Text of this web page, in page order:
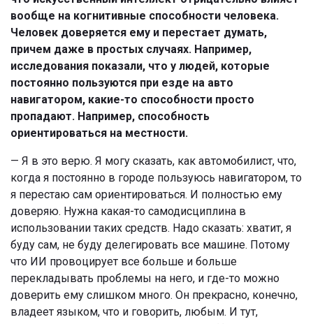
вообще на когнитивные способности человека.
Человек доверяется ему и перестает думать,
причем даже в простых случаях. Например,
исследования показали, что у людей, которые
постоянно пользуются при езде на авто
навигатором, какие-то способности просто
пропадают. Например, способность
ориентироваться на местности.
— Я в это верю. Я могу сказать, как автомобилист, что,
когда я постоянно в городе пользуюсь навигатором, то
я перестаю сам ориентироваться. И полностью ему
доверяю. Нужна какая-то самодисциплина в
использовании таких средств. Надо сказать: хватит, я
буду сам, не буду делегировать все машине. Потому
что ИИ провоцирует все больше и больше
перекладывать проблемы на него, и где-то можно
доверить ему слишком много. Он прекрасно, конечно,
владеет языком, что и говорить, любым. И тут,